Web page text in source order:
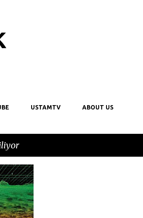
USTAMTV ABOUT US
+